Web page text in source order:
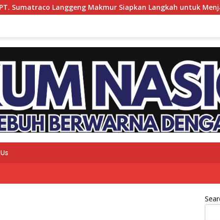
Makmur Siapkan Langkah untuk Menjawab Kebutuhan